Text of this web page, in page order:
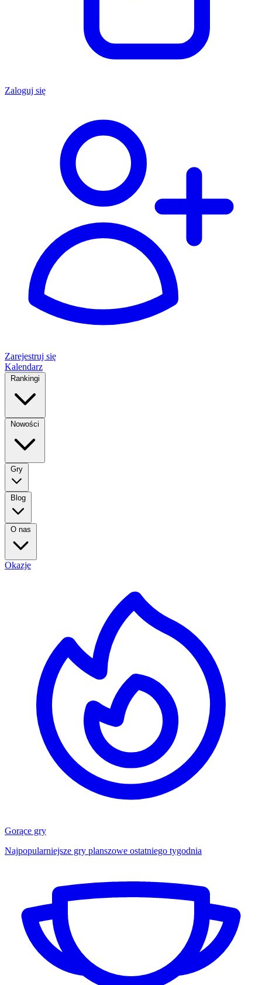
Zaloguj się
Zarejestruj się
Kalendarz
Rankingi
Nowości
Gry
Blog
O nas
Okazje
Gorące gry
Najpopularniejsze gry planszowe ostatniego tygodnia